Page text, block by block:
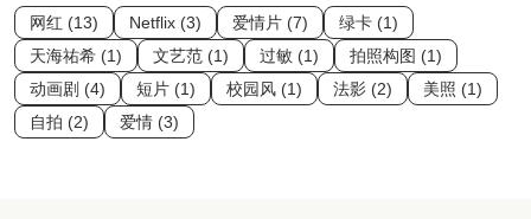
网红 (13) Netflix (3) 爱情片 (7)
绿卡 (1)
天海祐希 (1)
文艺范 (1) 过敏 (1)
拍照构图 (1)
动画剧 (4)
短片 (1) 校园风 (1) 法影 (2)
美照 (1)
自拍 (2)
爱情 (3)